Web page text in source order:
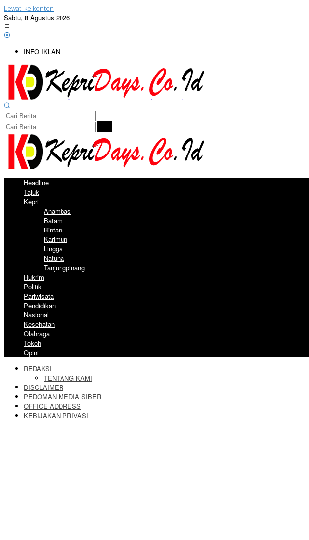
Lewati ke konten
Sabtu, 8 Agustus 2026
INFO IKLAN
Headline
Tajuk
Kepri
Anambas
Batam
Bintan
Karimun
Lingga
Natuna
Tanjungpinang
Hukrim
Politik
Pariwisata
Pendidikan
Nasional
Kesehatan
Olahraga
Tokoh
Opini
REDAKSI
TENTANG KAMI
DISCLAIMER
PEDOMAN MEDIA SIBER
OFFICE ADDRESS
KEBIJAKAN PRIVASI